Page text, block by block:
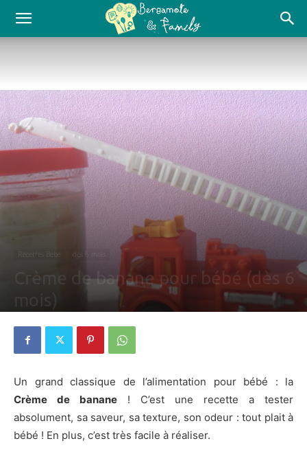
Recettes Bébé
Crème de banane pour bébé (dès 6
mois)
Un grand classique de l’alimentation pour bébé : la
Crème de banane ! C’est une recette a tester
absolument, sa saveur, sa texture, son odeur : tout plait à
bébé ! En plus, c’est très facile à réaliser.